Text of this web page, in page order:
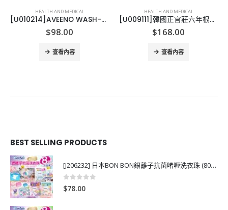
HEALTH AND MEDICAL
[U010214]AVEENO WASH-3款
$98.00
查看內容
HEALTH AND MEDICAL
[U009111]韓國正官莊六年根高麗蔘飲品 (30包裝)
$168.00
查看內容
BEST SELLING PRODUCTS
[J206232] 日本BON BON銀離子抗菌啫喱洗衣珠 (80粒)
0out of 5
$78.00